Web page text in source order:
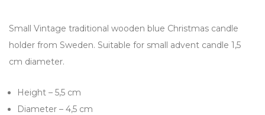
Small Vintage traditional wooden blue Christmas candle
holder from Sweden. Suitable for small advent candle 1,5
cm diameter.
Height – 5,5 cm
Diameter – 4,5 cm